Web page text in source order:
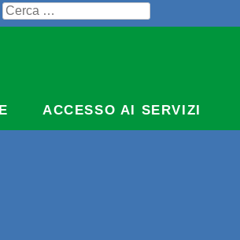
Ricerca
ACCESSO AI SERVIZI